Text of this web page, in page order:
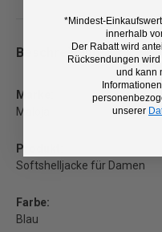
Beschreibung
Marke:
Maloja
Produkt:
Softshelljacke für Damen
Farbe:
Blau
*Mindest-
innerhalb
Der Rabatt wird
Rücksendungen
und kann
unserer